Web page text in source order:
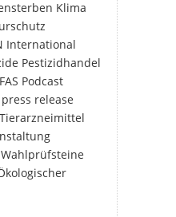
Klima
International
Pestizidhandel
Podcast
press release
Tierarzneimittel
Wahlprüfsteine